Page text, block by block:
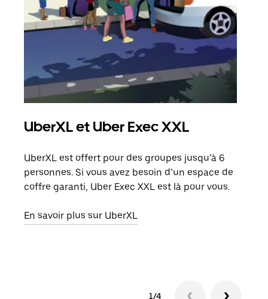
UberXL et Uber Exec XXL
UberXL est offert pour des groupes jusqu’à 6
personnes. Si vous avez besoin d’un espace de
coffre garanti, Uber Exec XXL est là pour vous.
En savoir plus sur UberXL
1/4